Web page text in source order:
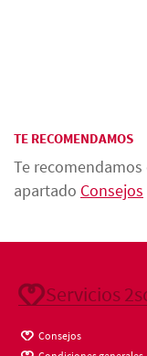
TE RECOMENDAMOS
Te
apartado Consejos
Servicios
Consejos